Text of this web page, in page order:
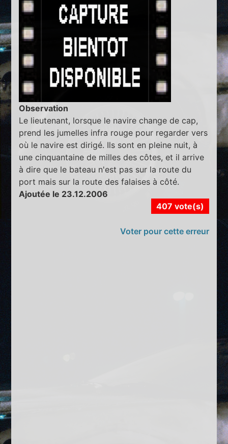
Observation
Le lieutenant, lorsque le navire change de cap,
prend les jumelles infra rouge pour regarder vers
où le navire est dirigé. Ils sont en pleine nuit, à
une cinquantaine de milles des côtes, et il arrive
à dire que le bateau n'est pas sur la route du
port mais sur la route des falaises à côté.
Ajoutée le 23.12.2006
407 vote(s)
Voter pour cette erreur